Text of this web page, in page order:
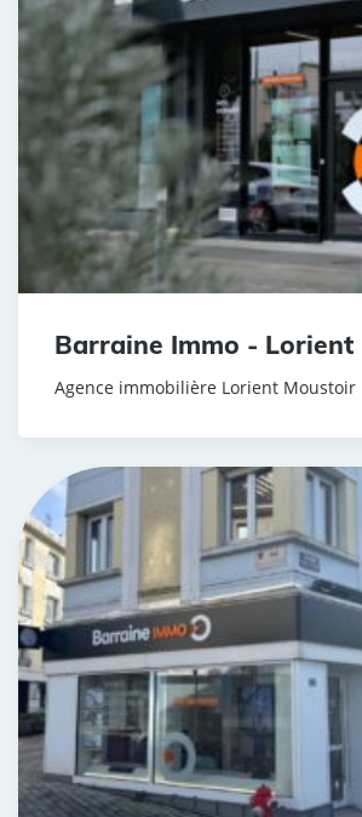
Barraine Immo -
Agence immobilière Lorient Moustoir